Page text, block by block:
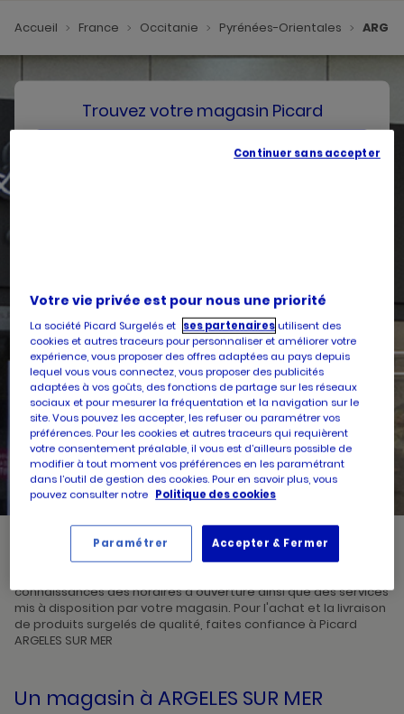
Accueil France Occitanie Pyrénées-Orientales
Trouvez votre magasin Picard
SE GÉOLOCALISER
Services
RECHERCHERUN
POINT
DE
VENTE
PICARD
Picard, créateur de saveurs et commerçant de proximité, vous
connaissances des horaires d'ouverture ainsi que des services
mis à disposition par votre magasin. Pour l'achat et la livraison
de produits surgelés de qualité, faites confiance à Picard
ARGELES SUR MER
Un magasin à ARGELES SUR MER
Votre vie privée est pour nous une priorité
La société Picard Surgelés et ses partenairesutilisent des
cookies et autres traceurs pour personnaliser et améliorer votre
expérience, vous proposer des offres adaptées au pays depuis
lequel vous vous connectez, vous proposer des publicités
adaptées à vos goûts, des fonctions de partage sur les réseaux
sociaux et pour mesurer la fréquentation et la navigation sur le
site. Vous pouvez les accepter, les refuser ou paramétrer vos
préférences. Pour les cookies et autres traceurs qui requièrent
votre consentement préalable, il vous est d’ailleurs possible de
modifier à tout moment vos préférences en les paramétrant
dans l’outil de gestion des cookies. Pour en savoir plus, vous
pouvez consulter notre Politique des cookies
Accepter & Fermer
Paramétrer
Continuer sans accepter